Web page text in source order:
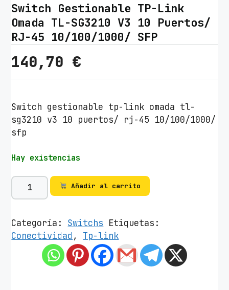
Switch Gestionable TP-Link
Omada TL-SG3210 V3 10 Puertos/
RJ-45 10/100/1000/ SFP
140,70 €
Switch gestionable tp-link omada tl-
sg3210 v3 10 puertos/ rj-45 10/100/1000/
sfp
Hay existencias
S
w
t
c
Añadir al carrito
Categoría: Switchs Etiquetas:
Conectividad , Tp-link